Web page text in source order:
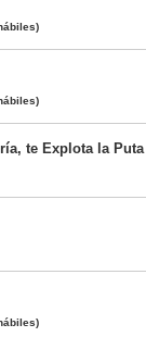
te Explota la Puta